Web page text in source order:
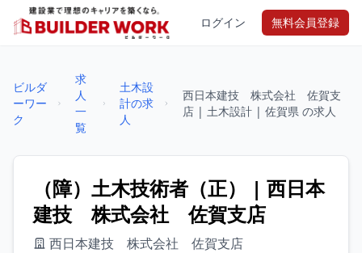
ログイン 無料会員登録
ビルダ
ーワー
ク
求
人
一
覧
土木設
計の求
人
西日本建技 株式会社 佐賀支
店 | 土木設計 | 佐賀県 の求人
（障）土木技術者（正） | 西日本
建技 株式会社 佐賀支店
西日本建技 株式会社 佐賀支店